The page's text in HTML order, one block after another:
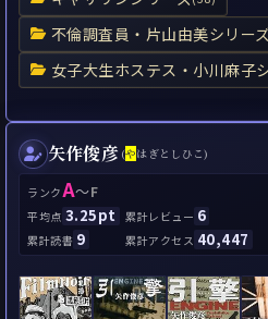
不倫調査員・片山由美シリー
女子大生ホステス・小川麻子
矢作俊彦 (やはぎとしひこ)
ランクA～F
平均点 3.25pt 累計レビュー 6
累計読書 9 累計アクセス 40,447